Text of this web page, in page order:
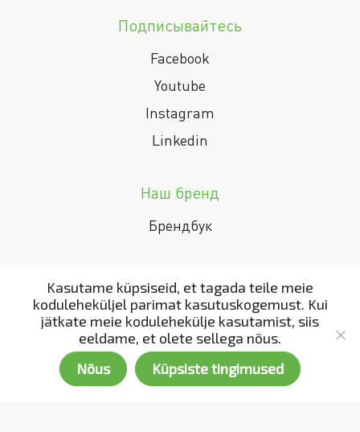
Подписывайтесь
Facebook
Youtube
Instagram
Linkedin
Наш бренд
Брендбук
Kasutame küpsiseid, et tagada teile meie
koduleheküljel parimat kasutuskogemust. Kui
jätkate meie kodulehekülje kasutamist, siis
eeldame, et olete sellega nõus.
Nõus
Küpsiste tingimused